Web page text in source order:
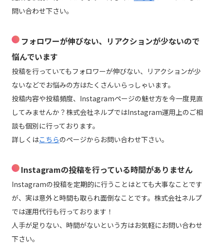
問い合わせ下さい。
フォロワーが伸びない、リアクションが少ないので
悩んでいます
投稿を行っていてもフォロワーが伸びない、リアクションが少
ないなどでお悩みの方はたくさんいらっしゃいます。
投稿内容や投稿頻度、Instagramページの魅せ方を今一度見直
してみませんか？株式会社ネルプではInstagram運用上のご相
談も個別に行っております。
詳しくはこちらのページからお問い合わせ下さい。
Instagramの投稿を行っている時間がありません
Instagramの投稿を定期的に行うことはとても大事なことです
が、実は意外と時間も取られ面倒なことです。株式会社ネルプ
では運用代行も行っております！
人手が足りない、時間がないという方はお気軽にお問い合わせ
下さい。